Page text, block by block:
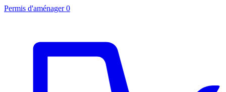
Permis d'aménager 0